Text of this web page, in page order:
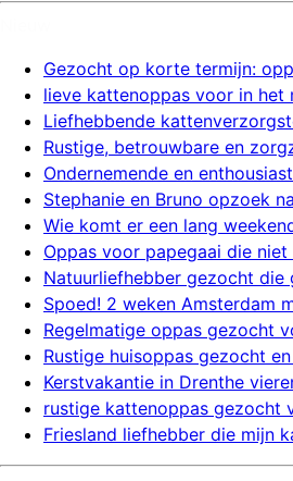
Gezocht op korte termijn:
lieve kattenoppas voor in het
Liefhebbende
Rustige, betrouwbare en
Ondernemende en
Stephanie en Bruno opzoek
Wie komt er een lang
Oppas voor papegaai die niet
Natuurliefhebber gezocht die
Spoed! 2 weken Amsterdam
Regelmatige oppas gezocht
Rustige huisoppas gezocht
Kerstvakantie in Drenthe
rustige kattenoppas gezocht
Friesland liefhebber die mijn